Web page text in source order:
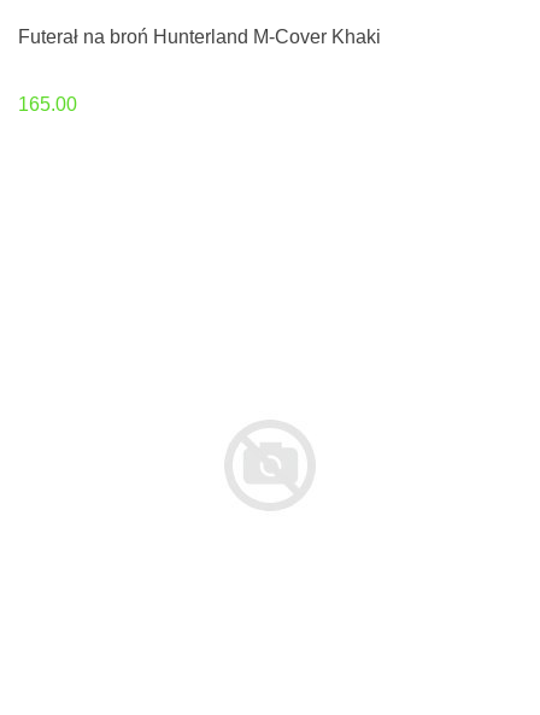
Futerał na broń Hunterland M-Cover Khaki
165.00